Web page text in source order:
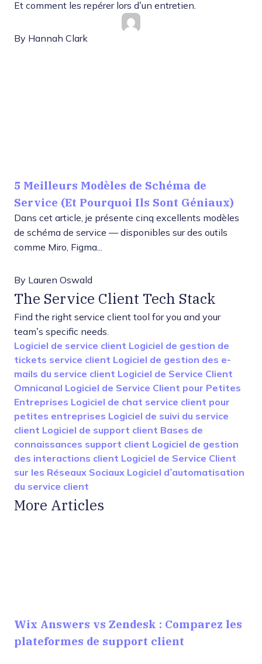
Et comment les repérer lors d’un entretien.
By Hannah Clark
5 Meilleurs Modèles de Schéma de
Service (Et Pourquoi Ils Sont Géniaux)
Dans cet article, je présente cinq excellents modèles
de schéma de service — disponibles sur des outils
comme Miro, Figma...
By Lauren Oswald
The Service Client Tech Stack
Find the right service client tool for you and your
team’s specific needs.
Logiciel de service client Logiciel de gestion de
tickets service client Logiciel de gestion des e-
mails du service client Logiciel de Service Client
Omnicanal Logiciel de Service Client pour Petites
Entreprises Logiciel de chat service client pour
petites entreprises Logiciel de suivi du service
client Logiciel de support client Bases de
connaissances support client Logiciel de gestion
des interactions client Logiciel de Service Client
sur les Réseaux Sociaux Logiciel d’automatisation
du service client
More Articles
Wix Answers vs Zendesk : Comparez les
plateformes de support client